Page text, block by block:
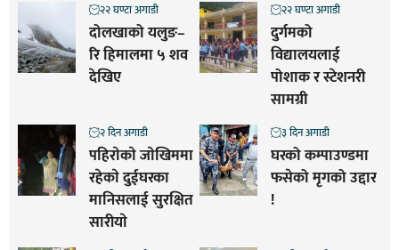
दोलखाको यलुङ–
रि हिमालमा ५ शव
देखिए
२२ घण्टा अगाडी
दुर्गमको
विद्यालयलाई
पोशाक र स्टेशनरी
सामग्री
२२ घण्टा अगाडी
पहिराेकाे जाेखिममा
रहेकाे दुईघरका
मानिसलाई सुरक्षित
सारीयाे
२ दिन अगाडी
घरको कम्पाउण्डमा
फसेको मृगको उद्दार
!
३ दिन अगाडी